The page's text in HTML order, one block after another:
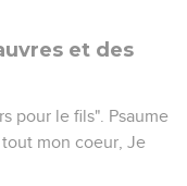
et des
pour le fils". Psaume
mon coeur, Je